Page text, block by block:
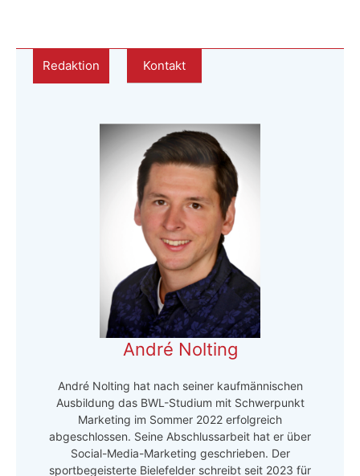
Redaktion Kontakt
André Nolting
André Nolting hat nach seiner kaufmännischen
Ausbildung das BWL-Studium mit Schwerpunkt
Marketing im Sommer 2022 erfolgreich
abgeschlossen. Seine Abschlussarbeit hat er über
Social-Media-Marketing geschrieben. Der
sportbegeisterte Bielefelder schreibt seit 2023 für